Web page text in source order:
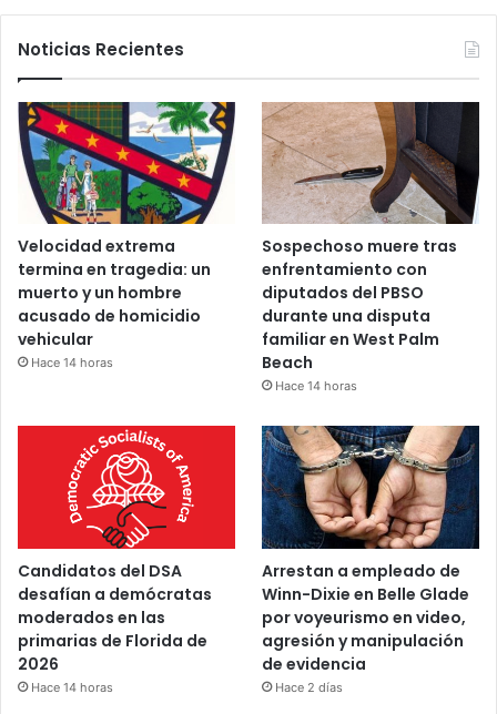
Noticias Recientes
Velocidad extrema
termina en tragedia: un
muerto y un hombre
acusado de homicidio
vehicular
Hace 14 horas
Sospechoso muere tras
enfrentamiento con
diputados del PBSO
durante una disputa
familiar en West Palm
Beach
Hace 14 horas
Candidatos del DSA
desafían a demócratas
moderados en las
primarias de Florida de
2026
Hace 14 horas
Arrestan a empleado de
Winn-Dixie en Belle Glade
por voyeurismo en video,
agresión y manipulación
de evidencia
Hace 2 días